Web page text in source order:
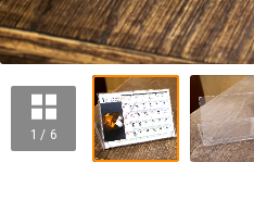
1 / 6